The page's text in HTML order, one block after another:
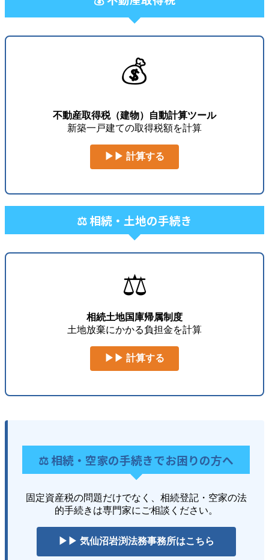
💰
不動産取得税（建物）自動計算ツール
新築一戸建ての取得税額を計算
▶▶ 計算する
⚖️ 相続・土地の手続き
⚖️
相続土地国庫帰属制度
土地放棄にかかる負担金を計算
▶▶ 計算する
⚖️ 相続・空家の手続きでお困りの方へ
固定資産税の問題だけでなく、相続登記・空家の法
的手続きは専門家にご相談ください。
▶▶ 気仙沼岩渕法務事務所はこちら